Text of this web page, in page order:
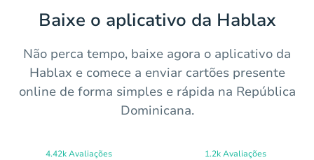
Baixe o aplicativo da Hablax
Não perca tempo, baixe agora o aplicativo da
Hablax e comece a enviar cartões presente
online de forma simples e rápida na República
Dominicana.
4.42k Avaliações 1.2k Avaliações